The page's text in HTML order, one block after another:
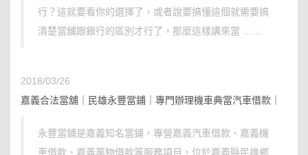
行？這就要看你的選擇了，或者說要搞懂這個就需要搞
清楚當舖跟銀行的區別才行了，那麼這樣講來當 ……
2018/03/26
嘉義合法當舖｜民雄永豐當鋪｜專門辦理機車典當汽車借款｜
永豐當鋪是嘉義知名當鋪，專營嘉義汽車借款、嘉義機
車借款、嘉義萬物借款等服務項目，位於嘉義縣民雄鄉